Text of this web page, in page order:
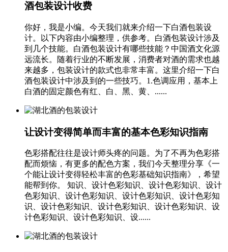
酒包装设计收费
你好，我是小编。今天我们就来介绍一下白酒包装设
计。以下内容由小编整理，供参考。白酒包装设计涉及
到几个技能。白酒包装设计有哪些技能？中国酒文化源
远流长。随着行业的不断发展，消费者对酒的需求也越
来越多，包装设计的款式也非常丰富。这里介绍一下白
酒包装设计中涉及到的一些技巧。1.色调应用，基本上
白酒的固定颜色有红、白、黑、黄、......
让设计变得简单而丰富的基本色彩知识指南
色彩搭配往往是设计师头疼的问题。为了不再为色彩搭
配而烦恼，有更多的配色方案，我们今天整理分享《一
个能让设计变得轻松丰富的色彩基础知识指南》，希望
能帮到你。 知识、设计色彩知识、设计色彩知识、设计
色彩知识、设计色彩知识、设计色彩知识、设计色彩知
识、设计色彩知识、设计色彩知识、设计色彩知识、设
计色彩知识、设计色彩知识、设......